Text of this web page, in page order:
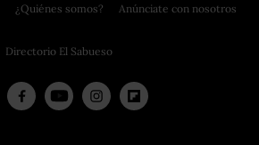
¿Quiénes somos?
Directorio El Sabueso
Anúnciate con nosotros